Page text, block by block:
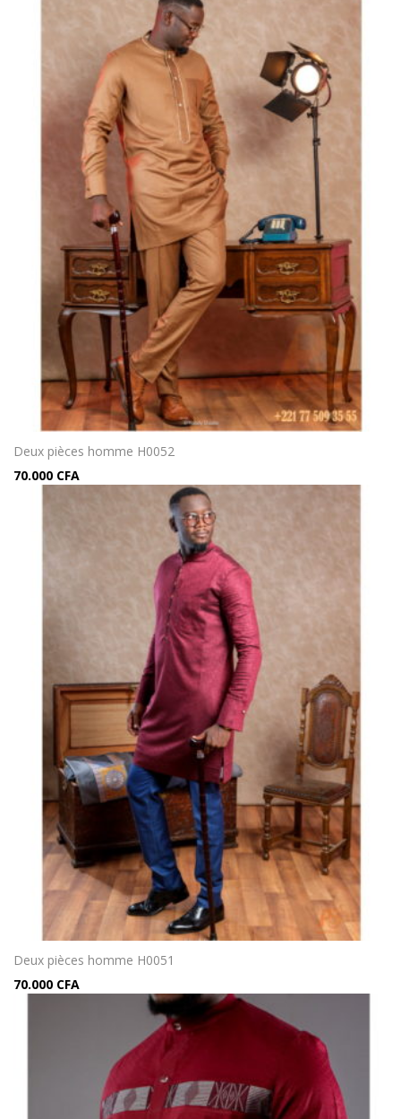
Deux pièces homme H0052
70.000 CFA
Deux pièces homme H0051
70.000 CFA